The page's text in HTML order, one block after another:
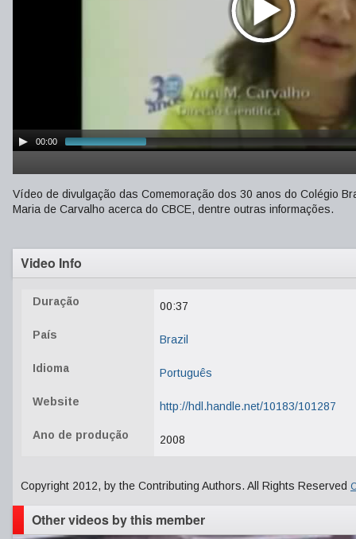
00:00
Vídeo de divulgação das Comemoração dos 30 anos do Colégio
Maria de Carvalho acerca do CBCE, dentre outras informações.
Video Info
Duração 00:37
País Brazil
Idioma Português
Website http://hdl.handle.net/10183/101287
Ano de produção 2008
Copyright 2012, by the Contributing Authors. All Rights Reserved
Other videos by this member